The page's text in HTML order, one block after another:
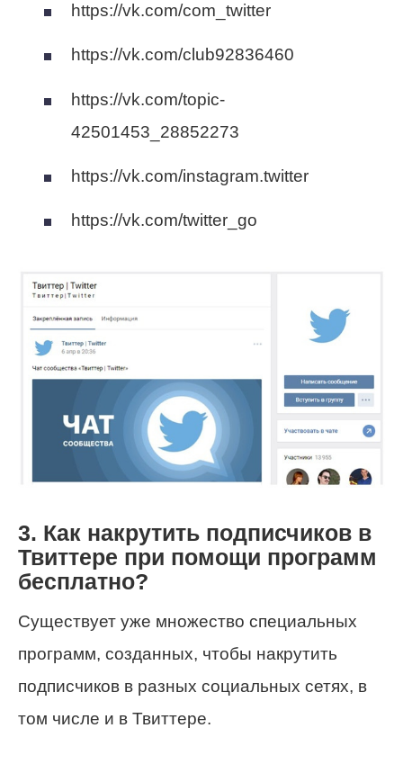
https://vk.com/com_twitter
https://vk.com/club92836460
https://vk.com/topic-
42501453_28852273
https://vk.com/instagram.twitter
https://vk.com/twitter_go
3. Как накрутить подписчиков в
Твиттере при помощи программ
бесплатно?
Существует уже множество специальных
программ, созданных, чтобы накрутить
подписчиков в разных социальных сетях, в
том числе и в Твиттере.